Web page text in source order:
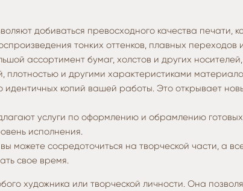
добиваться превосходного качества печати,
тонких оттенков, плавных
ассортимент бумаг, холстов и других
плотностью и другими характеристиками
идентичных копий вашей работы. Это открывает
услуги по оформлению и обрамлению
исполнения.
сосредоточиться на творческой части, а
свое время.
художника или творческой личности. Она